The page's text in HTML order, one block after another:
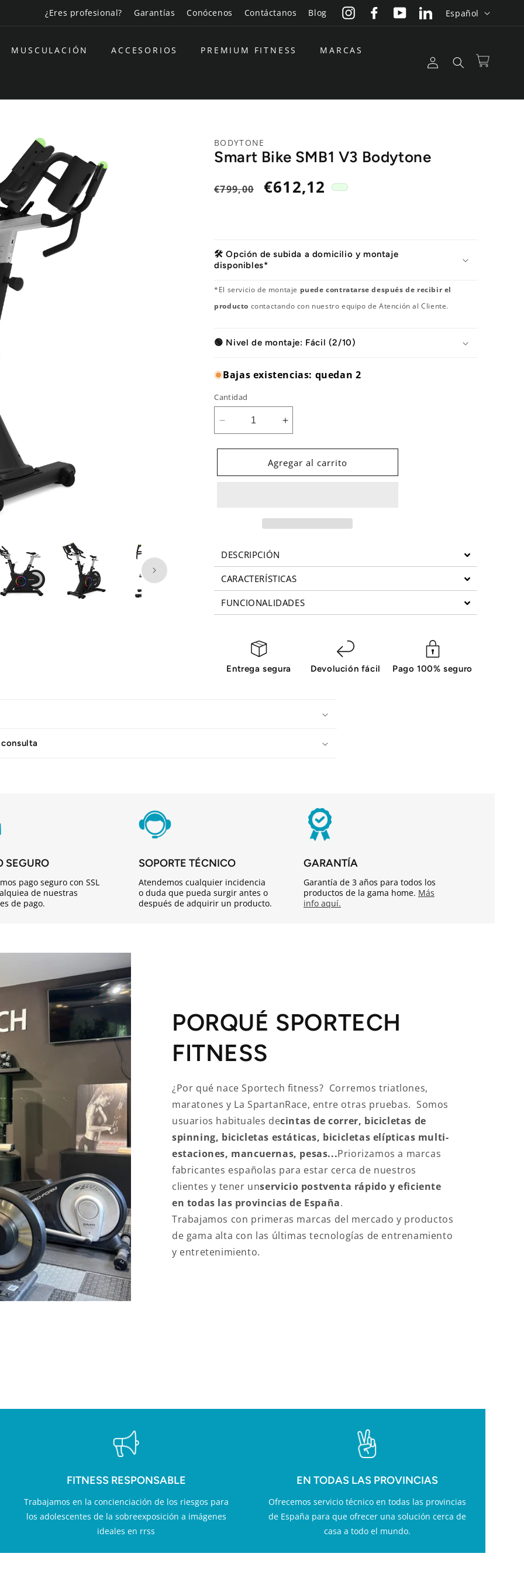
¿Eres profesional? Garantías Conócenos Contáctanos Blog
InstagramFacebookYouTubeLinkedIn
o
a
Español
MUSCULACIÓN ACCESORIOS PREMIUM FITNESS MARCAS
Iniciar
sesión
Carrito
BODYTONE
Smart Bike SMB1 V3 Bodytone
Precio
€799,00
Precio
€612,12
🛠️ Opción de subida a domicilio y montaje
disponibles*
*El servicio de montaje puede contratarse después de recibir el
producto contactando con nuestro equipo de Atención al Cliente.
🟢 Nivel de montaje: Fácil (2/10)
Bajas existencias: quedan 2
Cantidad
Reducir
cantidad
para
Bike
Aumentar
cantidad
para
Smart
Bike
Agregar al carrito
DESCRIPCIÓN
CARACTERÍSTICAS
FUNCIONALIDADES
Entrega segura Devolución fácil Pago 100% seguro
SEGURO
pago seguro con SSL
de nuestras
de pago.
SOPORTE TÉCNICO
Atendemos cualquier incidencia
o duda que pueda surgir antes o
después de adquirir un producto.
GARANTÍA
Garantía de 3 años para todos los
productos de la gama home. Más
info aquí.
PORQUÉ SPORTECH
FITNESS
¿Por qué nace Sportech fitness? Corremos triatlones,
maratones y La SpartanRace, entre otras pruebas. Somos
usuarios habituales decintas de correr, bicicletas de
spinning, bicicletas estáticas, bicicletas elípticas multi-
estaciones, mancuernas, pesas...Priorizamos a marcas
fabricantes españolas para estar cerca de nuestros
clientes y tener unservicio postventa rápido y eficiente
en todas las provincias de España.
Trabajamos con primeras marcas del mercado y productos
de gama alta con las últimas tecnologías de entrenamiento
y entretenimiento.
FITNESS RESPONSABLE
Trabajamos en la concienciación de los riesgos para
los adolescentes de la sobreexposición a imágenes
ideales en rrss
EN TODAS LAS PROVINCIAS
Ofrecemos servicio técnico en todas las provincias
de España para que ofrecer una solución cerca de
casa a todo el mundo.